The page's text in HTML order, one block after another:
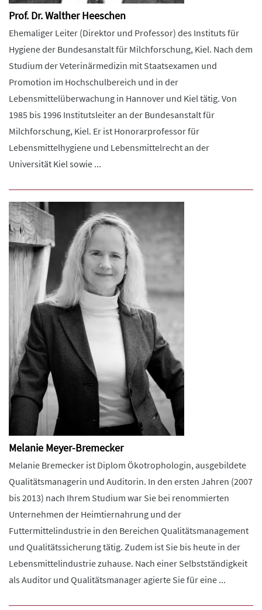
Prof. Dr. Walther Heeschen
Ehemaliger Leiter (Direktor und Professor) des Instituts für
Hygiene der Bundesanstalt für Milchforschung, Kiel. Nach dem
Studium der Veterinärmedizin mit Staatsexamen und
Promotion im Hochschulbereich und in der
Lebensmittelüberwachung in Hannover und Kiel tätig. Von
1985 bis 1996 Institutsleiter an der Bundesanstalt für
Milchforschung, Kiel. Er ist Honorarprofessor für
Lebensmittelhygiene und Lebensmittelrecht an der
Universität Kiel sowie ...
Melanie Meyer-Bremecker
Melanie Bremecker ist Diplom Ökotrophologin, ausgebildete
Qualitätsmanagerin und Auditorin. In den ersten Jahren (2007
bis 2013) nach Ihrem Studium war Sie bei renommierten
Unternehmen der Heimtiernahrung und der
Futtermittelindustrie in den Bereichen Qualitätsmanagement
und Qualitätssicherung tätig. Zudem ist Sie bis heute in der
Lebensmittelindustrie zuhause. Nach einer Selbstständigkeit
als Auditor und Qualitätsmanager agierte Sie für eine ...